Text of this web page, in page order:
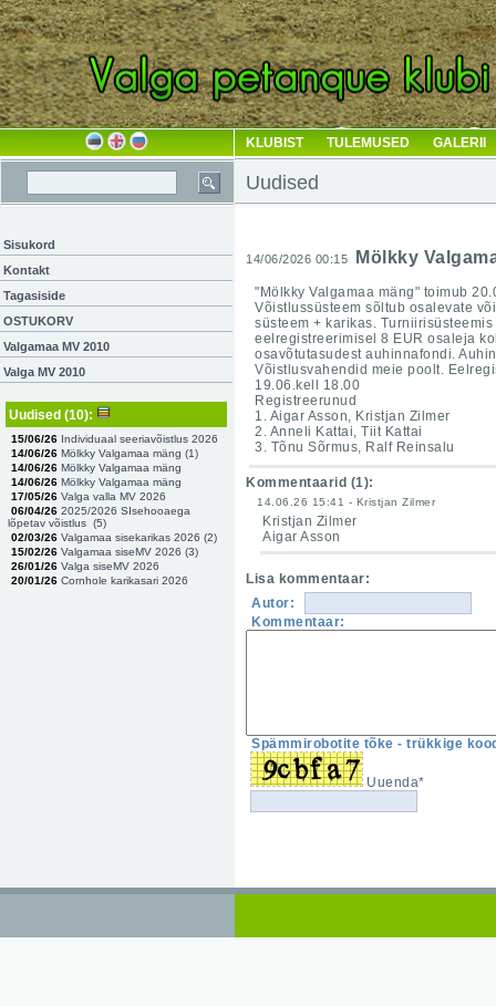
KLUBIST TULEMUSED GALERII
Uudised
Sisukord
Kontakt
Tagasiside
OSTUKORV
Valgamaa MV 2010
Valga MV 2010
Uudised (10):
15/06/26 Individuaal seeriavõistlus 2026
14/06/26 Mölkky Valgamaa mäng (1)
14/06/26 Mölkky Valgamaa mäng
14/06/26 Mölkky Valgamaa mäng
17/05/26 Valga valla MV 2026
06/04/26 2025/2026 SIsehooaega
lõpetav võistlus (5)
02/03/26 Valgamaa sisekarikas 2026 (2)
15/02/26 Valgamaa siseMV 2026 (3)
26/01/26 Valga siseMV 2026
20/01/26 Cornhole karikasari 2026
14/06/2026 00:15 Mölkky
"Mölkky Valgamaa mäng" toimub
Võistlussüsteem sõltub osalevate
süsteem + karikas.
eelregistreerimisel 8 EUR osaleja
osavõtutasudest auhinnafondi.
Võistlusvahendid meie poolt.
19.06.kell 18.00
Registreerunud
1. Aigar Asson, Kristjan Zilmer
2. Anneli Kattai, Tiit Kattai
3. Tõnu Sõrmus, Ralf Reinsalu
Kommentaarid (1):
14.06.26 15:41 - Kristjan Zilmer
Kristjan Zilmer
Aigar Asson
Lisa kommentaar:
Autor:
Kommentaar:
Spämmirobotite tõke - trükkige
Uuenda*